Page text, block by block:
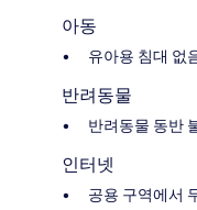
아동
유아용 침대 없
반려동물
반려동물 동반
인터넷
공용 구역에서